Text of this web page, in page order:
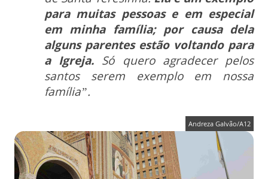
para muitas pessoas e em especial
em minha família; por causa dela
alguns parentes estão voltando para
a Igreja. Só quero agradecer pelos
santos serem exemplo em nossa
família”.
Andreza Galvão/A12